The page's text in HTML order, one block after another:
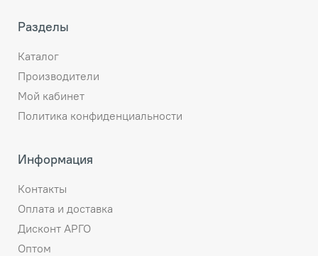
Разделы
Каталог
Производители
Мой кабинет
Политика конфиденциальности
Информация
Контакты
Оплата и доставка
Дисконт АРГО
Оптом